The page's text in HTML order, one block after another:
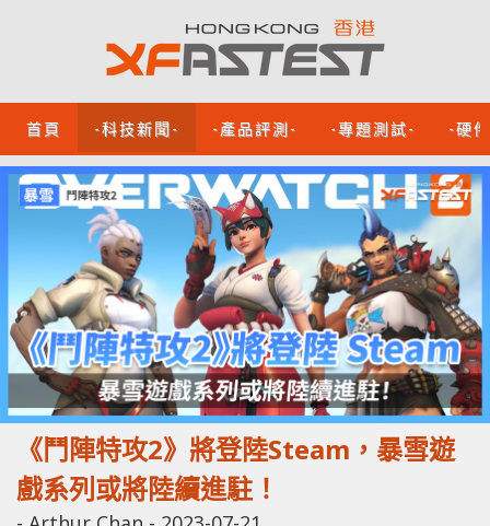
首頁 -科技新聞- -產品評測- -專題測試- -硬
《鬥陣特攻2》將登陸Steam，暴雪遊
戲系列或將陸續進駐！